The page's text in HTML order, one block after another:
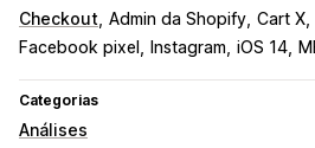
Checkout Admin da Shopify Cart X
Facebook pixel
Instagram iOS 14
Categorias
Análises